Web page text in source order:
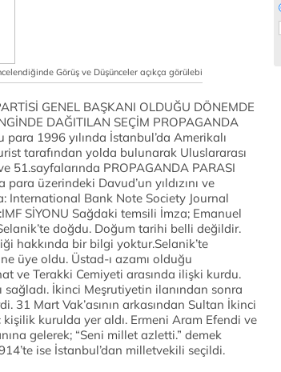
Görüş ve Düşünceler açıkça görülebi
GENEL BAŞKANI OLDUĞU DÖNEMDE
DAĞITILAN SEÇİM PROPAGANDA
1996 yılında İstanbul’da Amerikalı
tarafından yolda bulunarak Uluslararası
51.sayfalarında PROPAGANDA PARASI
para üzerindeki Davud’un yıldızını ve
International Bank Note Society Journal
SİYONU Sağdaki temsili İmza; Emanuel
doğdu. Doğum tarihi belli değildir.
hakkında bir bilgi yoktur.Selanik’te
üye oldu. Üstad-ı azamı olduğu
ve Terakki Cemiyeti arasında ilişki kurdu.
sağladı. İkinci Meşrutiyetin ilanından sonra
31 Mart Vak’asının arkasından Sultan İkinci
kurulda yer aldı. Ermeni Aram Efendi ve
gelerek; “Seni millet azletti.” demek
ise İstanbul’dan milletvekili seçildi.